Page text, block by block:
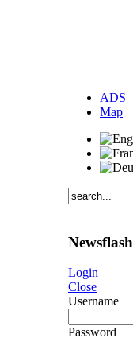
ADS
Map
Newsflash
Login
Close
Username
Password